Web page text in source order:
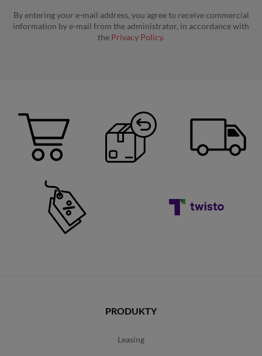
By entering your e-mail address, you agree to receive commercial
information by e-mail from the administrator, in accordance with
the Privacy Policy.
PRODUKTY
leasing